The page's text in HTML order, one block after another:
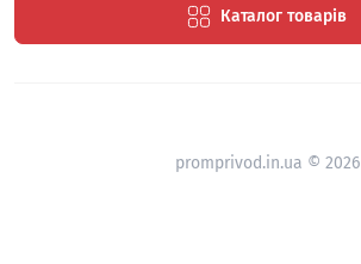
Каталог товарів
promprivod.in.ua © 2026